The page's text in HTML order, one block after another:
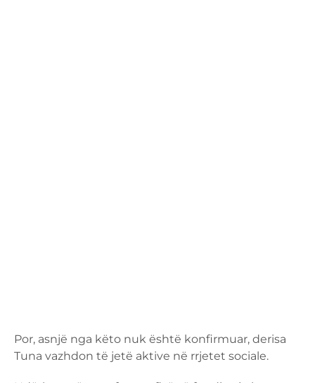
Por, asnjë nga këto nuk është konfirmuar, derisa
Tuna vazhdon të jetë aktive në rrjetet sociale.